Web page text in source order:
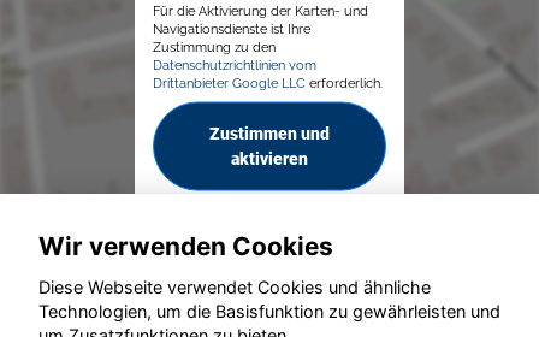
Für die Aktivierung der Karten- und
Navigationsdienste ist Ihre
Zustimmung zu den
Datenschutzrichtlinien vom
Drittanbieter Google LLC erforderlich.
Zustimmen und
aktivieren
Wir verwenden Cookies
Diese Webseite verwendet Cookies und ähnliche
Technologien, um die Basisfunktion zu gewährleisten und